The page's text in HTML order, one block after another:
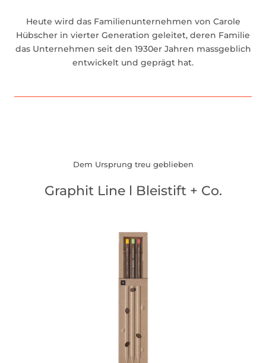
Heute wird das Familienunternehmen von Carole
Hübscher in vierter Generation geleitet, deren Familie
das Unternehmen seit den 1930er Jahren massgeblich
entwickelt und geprägt hat.
Dem Ursprung treu geblieben
Graphit Line l Bleistift + Co.